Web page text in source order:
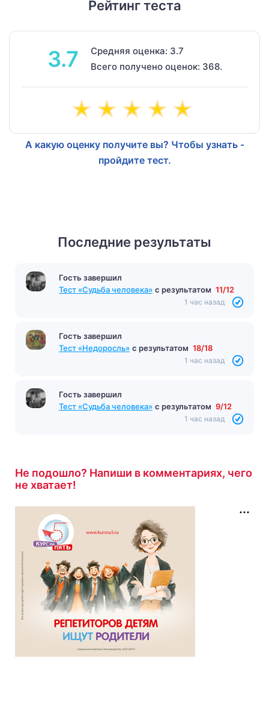
Рейтинг теста
3.7
Средняя оценка: 3.7
Всего получено оценок: 368.
А какую оценку получите вы? Чтобы узнать -
пройдите тест.
Последние результаты
Гость завершил
Тест «Судьба человека» с результатом 11/12
1 час назад
Гость завершил
Тест «Недоросль» с результатом 18/18
1 час назад
Гость завершил
Тест «Судьба человека» с результатом 9/12
1 час назад
Не подошло? Напиши в комментариях, чего
не хватает!